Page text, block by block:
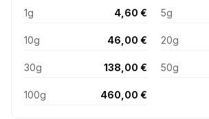
1g 4,60 € 5g
10g 46,00 € 20g
30g 138,00 € 50g
100g 460,00 €